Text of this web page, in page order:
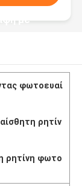
με
φωτοευαί
ρητίν
ρητίνη φωτο